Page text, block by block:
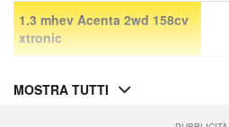
1.3 mhev Acenta 2wd 158cv
xtronic
MOSTRA TUTTI